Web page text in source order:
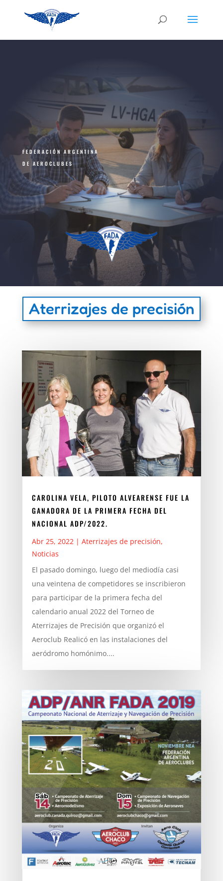
FEDERACIÓN ARGENTINA
DE AEROCLUBES
Aterrizajes de precisión
CAROLINA VELA, PILOTO ALVEARENSE FUE LA
GANADORA DE LA PRIMERA FECHA DEL
NACIONAL ADP/2022.
Abr 25, 2022 | Aterrizajes de precisión,
Noticias
El pasado domingo, luego del mediodía casi
una veintena de competidores se inscribieron
para participar de la primera fecha del
calendario anual 2022 del Torneo de
Aterrizajes de Precisión que organizó el
Aeroclub Realicó en las instalaciones del
aeródromo homónimo....